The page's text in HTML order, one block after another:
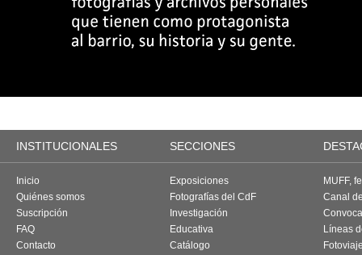
INSTITUCIONALES SECCIONES
Inicio
Quiénes somos
Suscripción
FAQ
Contacto
Exposiciones
Fotografías del CdF
Investigación
Educativa
Catálogo
MUFF,
Canal
Líneas